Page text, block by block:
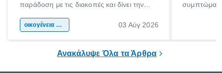
παράδοση με τις διακοπές και δίνει την
χώρας. Είτε πρόκειται για λίγες μέρες
οικογένεια & παιδί 03 Αύγ 2026
Ανακάλυψε Όλα τα Άρθρα